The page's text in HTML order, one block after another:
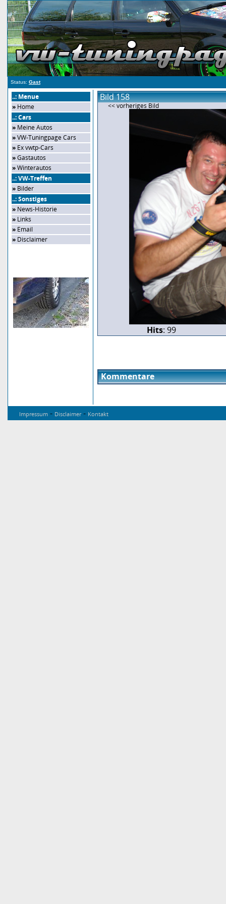
Status: Gast
..: Menue
» Home
..: Cars
» Meine Autos
»VW-Tuningpage Cars
» Ex vwtp-Cars
»Gastautos
»Winterautos
..: VW-Treffen
» Bilder
..: Sonstiges
» News-Historie
» Links
» Email
» Disclaimer
Bild 158
<< vorheriges Bild
Hits: 99
Kommentare
Impressum - Disclaimer- Kontakt